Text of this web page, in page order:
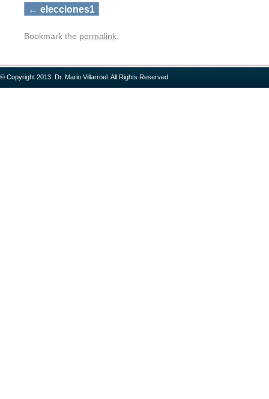
elecciones1
Bookmark the permalink
© Copyright 2013. Dr. Mario Villarroel. All Rights Reserved.